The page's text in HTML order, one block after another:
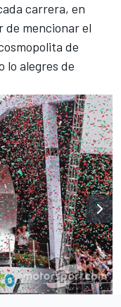
carrera, en
de mencionar el
de
lo alegres de